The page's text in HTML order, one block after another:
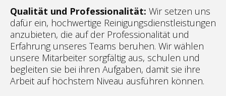
Qualität und Professionalität: Wir setzen uns
dafür ein, hochwertige Reinigungsdienstleistungen
anzubieten, die auf der Professionalität und
Erfahrung unseres Teams beruhen. Wir wählen
unsere Mitarbeiter sorgfältig aus, schulen und
begleiten sie bei ihren Aufgaben, damit sie ihre
Arbeit auf höchstem Niveau ausführen können.